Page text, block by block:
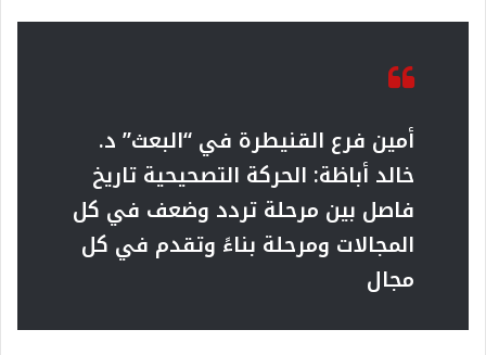
أمين فرع القنيطرة في “البعث” د.
خالد أباظة: الحركة التصحيحية تاريخ
فاصل بين مرحلة تردد وضعف في كل
المجالات ومرحلة بناءً وتقدم في كل
مجال